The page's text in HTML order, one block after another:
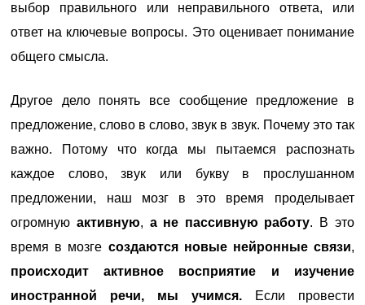
выбор правильного или неправильного ответа, или
ответ на ключевые вопросы. Это оценивает понимание
общего смысла.
Другое дело понять все сообщение предложение в
предложение, слово в слово, звук в звук. Почему это так
важно. Потому что когда мы пытаемся распознать
каждое слово, звук или букву в прослушанном
предложении, наш мозг в это время проделывает
огромнуюактивную, а не пассивную работу. В это
время в мозге создаются новые нейронные связи,
происходит активное восприятие и изучение
иностранной речи, мы учимся.
Если провести